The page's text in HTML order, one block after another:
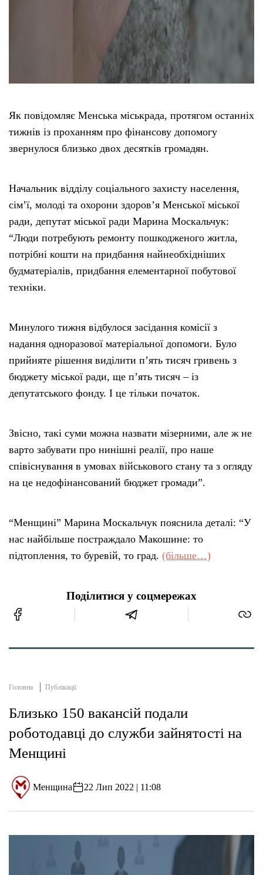
Як повідомляє Менська міськрада, протягом останніх
тижнів із проханням про фінансову допомогу
звернулося близько двох десятків громадян.
Начальник відділу соціального захисту населення,
сім’ї, молоді та охорони здоров’я Менської міської
ради, депутат міської ради Марина Москальчук:
“Люди потребують ремонту пошкодженого житла,
потрібні кошти на придбання найнеобхідніших
будматеріалів, придбання елементарної побутової
техніки.
Минулого тижня відбулося засідання комісії з
надання одноразової матеріальної допомоги. Було
прийняте рішення виділити п’ять тисяч гривень з
бюджету міської ради, ще п’ять тисяч – із
депутатського фонду. І це тільки початок.
Звісно, такі суми можна назвати мізерними, але ж не
варто забувати про нинішні реалії, про наше
співіснування в умовах військового стану та з огляду
на це недофінансований бюджет громади”.
“Менщині” Марина Москальчук пояснила деталі: “У
нас найбільше постраждало Макошине: то
підтоплення, то буревій, то град. (більше…)
Поділитися у соцмережах
Головна Публікації
Близько 150 вакансій подали
роботодавці до служби зайнятості на
Менщині
Менщина 22 Лип 2022 | 11:08